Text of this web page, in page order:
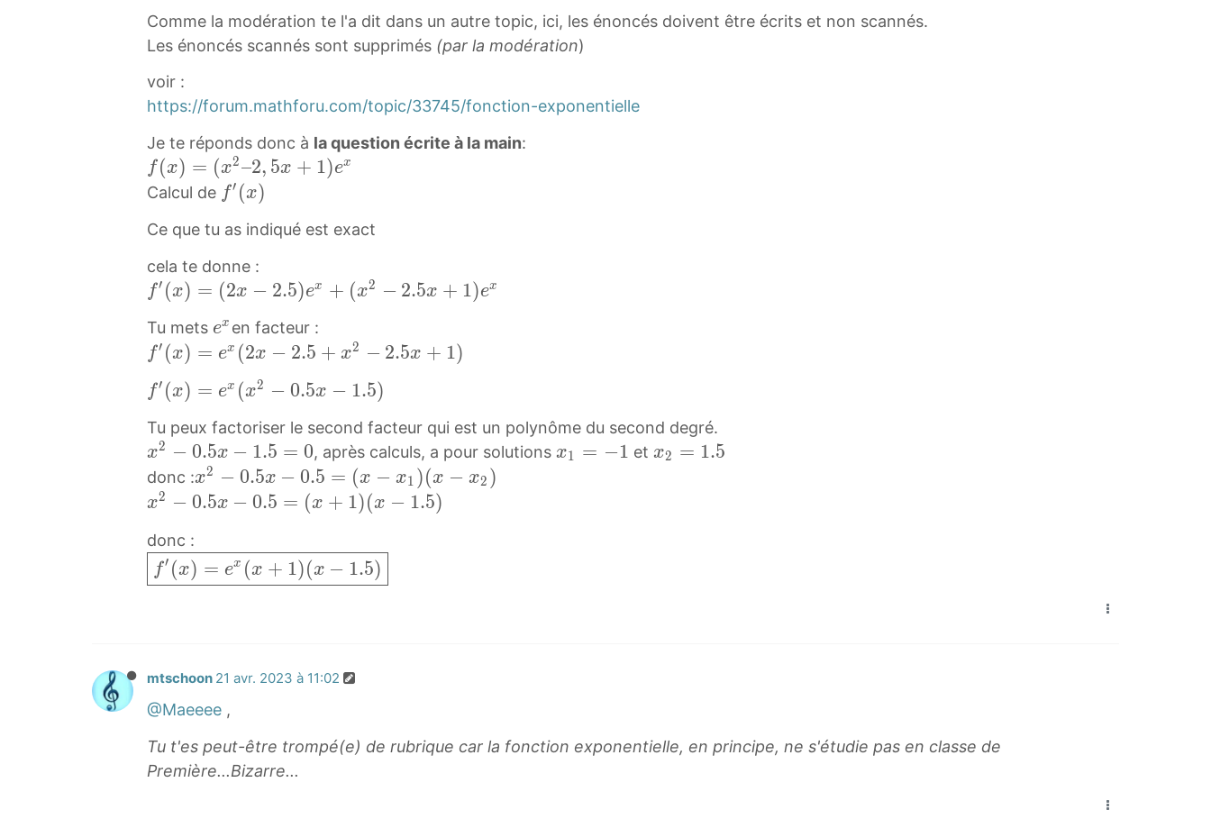
Comme la modération te l'a dit dans un autre topic, ici, les énoncés doivent être écrits et non scannés.
Les énoncés scannés sont supprimés (par la modération)
voir :
https://forum.mathforu.com/topic/33745/fonction-exponentielle
Je te réponds donc à la question écrite à la main:
f
(
)
=
(
x
2
–
2
,
5
x
+
1
e
x
f
=
(
^
2
f(x) = (x2–2, 5x + 1)ex
Calcul de f
(
x
)
f
'
(
x
)
f′ (x)
Ce que tu as indiqué est exact
cela te donne :
f
(
x
)
=
(
2
x
−
.
5
(
x
2
−
2
f′ (x) = (2x − 2.5)ex + (x2 − 2.5x + 1)ex
Tu mets e
x
^
x
ex en facteur :
f
(
x
)
=
x
(
x
5
+
2
−
f′ (x) = ex (2x − 2.5 + x2 − 2.5x + 1)
f
(
x
)
=
e
x
(
0
5
x
−
f′ (x) = ex (x2 − 0.5x − 1.5)
Tu peux factoriser le second facteur qui est un polynôme du second degré.
x
2
−
.
x
5
=
x
^
x2 − 0.5x − 1.5 = 0, après calculs, a pour solutionsx
x1 = −1 et x
x2 = 1.5
donc :x
2
0
.
5
.
5
(
x
x2 − 0.5x − 0.5 = (x − x1 )(x − x2 )
x
−
0
0
.
5
=
(
x2 − 0.5x − 0.5 = (x + 1)(x − 1.5)
donc :
′
=
e
(
x
f′ (x) = ex (x + 1)(x − 1.5)
mtschoon 21 avr. 2023 à 11:02
@Maeeee ,
Tu t'es peut-être trompé(e) de rubrique car la fonction exponentielle, en principe, ne s'étudie pas en classe de
Première...Bizarre...